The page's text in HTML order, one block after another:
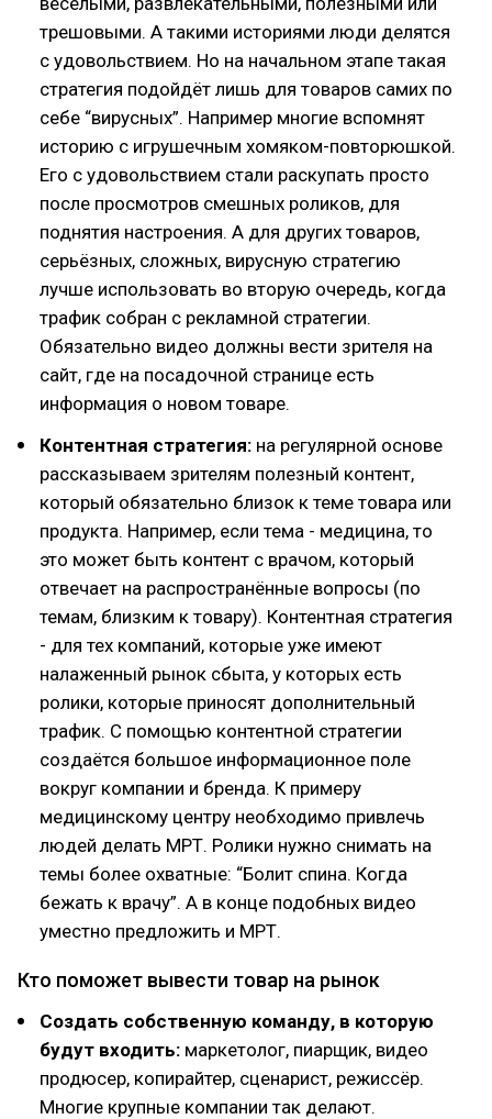
трешовыми. А такими историями люди делятся
с удовольствием. Но на начальном этапе такая
стратегия подойдёт лишь для товаров самих по
себе “вирусных”. Например многие вспомнят
историю с игрушечным хомяком-повторюшкой.
Его с удовольствием стали раскупать просто
после просмотров смешных роликов, для
поднятия настроения. А для других товаров,
серьёзных, сложных, вирусную стратегию
лучше использовать во вторую очередь, когда
трафик собран с рекламной стратегии.
Обязательно видео должны вести зрителя на
сайт, где на посадочной странице есть
информация о новом товаре.
Контентная стратегия: на регулярной основе
рассказываем зрителям полезный контент,
который обязательно близок к теме товара или
продукта. Например, если тема - медицина, то
это может быть контент с врачом, который
отвечает на распространённые вопросы (по
темам, близким к товару). Контентная стратегия
- для тех компаний, которые уже имеют
налаженный рынок сбыта, у которых есть
ролики, которые приносят дополнительный
трафик. С помощью контентной стратегии
создаётся большое информационное поле
вокруг компании и бренда. К примеру
медицинскому центру необходимо привлечь
людей делать МРТ. Ролики нужно снимать на
темы более охватные: “Болит спина. Когда
бежать к врачу”. А в конце подобных видео
уместно предложить и МРТ.
Кто поможет вывести товар на рынок
Создать собственную команду, в которую
будут входить: маркетолог, пиарщик, видео
продюсер, копирайтер, сценарист, режиссёр.
Многие крупные компании так делают.